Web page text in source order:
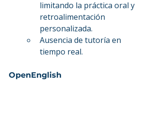
limitando la práctica oral y
retroalimentación
personalizada.
Ausencia de tutoría en
tiempo real.
OpenEnglish